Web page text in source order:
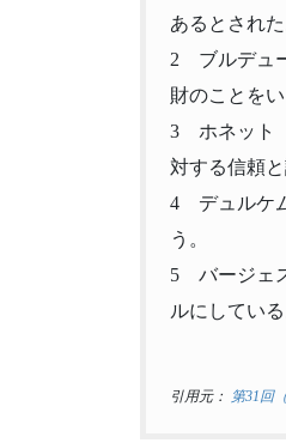
あるとされた
2 ブルデュ
財のことをい
3 ホネット
対する信頼
4 デュルケ
う。
5 バージェ
ルにしている
引用元： 第31回